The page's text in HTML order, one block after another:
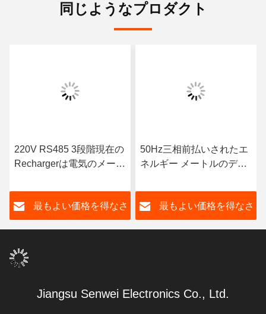
同じようなプロダクト
220V RS485 3段階現在の
Rechargerは電気のメート
いした
最もよい価格を得なさ
50Hz三相前払いされたエ
ネルギー メートルのデジ
6400imp/KWh
最もよい価格を得なさ
Jiangsu Senwei Electronics Co., Ltd.